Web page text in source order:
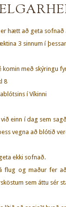
hætt að geta sofnað
3 sinnum í
komin með skýringu
8
í Víkinni
einn í dag sem
vegna að blótið
ekki sofnað.
flug og maður fer
sem áttu sér